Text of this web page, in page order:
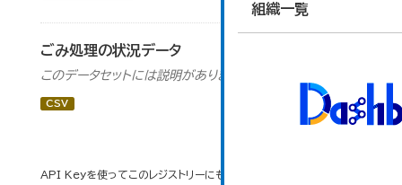
組織一覧
ごみ処理の状況データ
このデータセットには説明がありません
CSV
API Keyを使ってこのレジストリーにもアクセス可能です